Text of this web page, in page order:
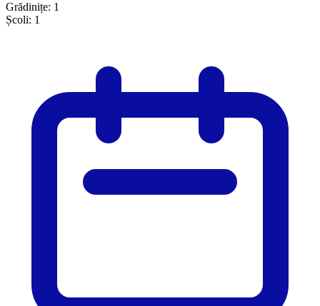
Grădinițe: 1
Școli: 1